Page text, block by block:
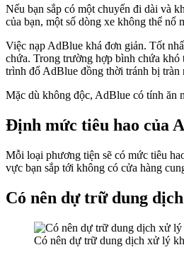
Nếu bạn sắp có một chuyến đi dài và
của bạn, một số dòng xe không thể nổ
Việc nạp AdBlue khá đơn giản. Tốt
chứa. Trong trường hợp bình chứa khó
trình đổ AdBlue đồng thời tránh bị tràn
Mặc dù không độc, AdBlue có tính ăn
Định mức tiêu hao của
Mỗi loại phương tiện sẽ có mức tiêu
vực bạn sắp tới không có cửa hàng
Có nên dự trữ dung
Có nên dự trữ dung dịch xử lý